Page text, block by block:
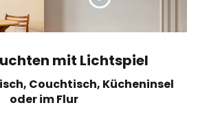
mit Lichtspiel
Couchtisch, Kücheninsel
oder im Flur